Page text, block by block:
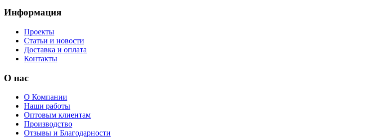
Информация
Проекты
Статьи и новости
Доставка и оплата
Контакты
О нас
О Компании
Наши работы
Оптовым клиентам
Производство
Отзывы и Благодарности